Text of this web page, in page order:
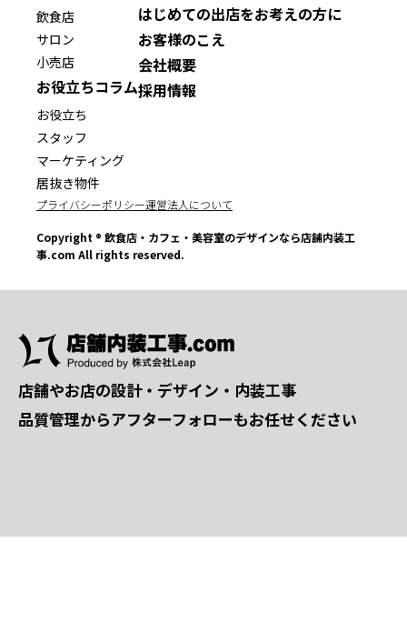
飲食店
サロン
小売店
お役立ちコラム
お役立ち
スタッフ
マーケティング
居抜き物件
はじめての出店をお考えの方に
お客様のこえ
会社概要
採用情報
プライバシーポリシー運営法人について
Copyright ® 飲食店・カフェ・美容室のデザインなら店舗内装工
事.com All rights reserved.
店舗やお店の設計・デザイン・内装工事
品質管理からアフターフォローもお任せください